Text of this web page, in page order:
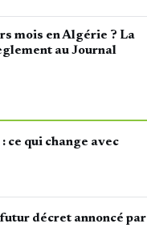
mois en Algérie ? La
au Journal
ce qui change avec
futur décret annoncé par